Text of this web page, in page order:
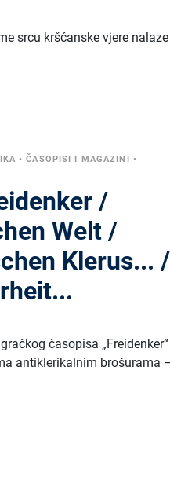
srcu kršćanske vjere
•ČASOPISI I MAGAZINI •
/
Welt /
Klerus... /
časopisa „Freidenker“
antiklerikalnim brošurama –